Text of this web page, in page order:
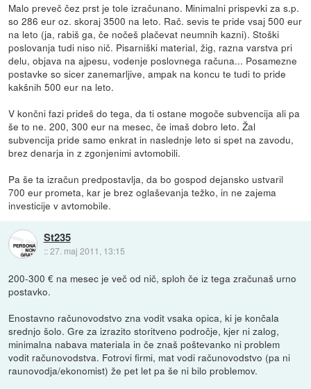
Malo preveč čez prst je tole izračunano. Minimalni prispevki za s.p.
so 286 eur oz. skoraj 3500 na leto. Rač. sevis te pride vsaj 500 eur
na leto (ja, rabiš ga, če nočeš plačevat neumnih kazni). Stoški
poslovanja tudi niso nič. Pisarniški material, žig, razna varstva pri
delu, objava na ajpesu, vodenje poslovnega računa... Posamezne
postavke so sicer zanemarljive, ampak na koncu te tudi to pride
kakšnih 500 eur na leto.
V končni fazi prideš do tega, da ti ostane mogoče subvencija ali pa
še to ne. 200, 300 eur na mesec, če imaš dobro leto. Žal
subvencija pride samo enkrat in naslednje leto si spet na zavodu,
brez denarja in z zgonjenimi avtomobili.
Pa še ta izračun predpostavlja, da bo gospod dejansko ustvaril
700 eur prometa, kar je brez oglaševanja težko, in ne zajema
investicije v avtomobile.
St235
::27. maj 2011, 13:15
200-300 € na mesec je več od nič, sploh če iz tega zračunaš urno
postavko.
Enostavno računovodstvo zna vodit vsaka opica, ki je končala
srednjo šolo. Gre za izrazito storitveno področje, kjer ni zalog,
minimalna nabava materiala in če znaš poštevanko ni problem
vodit računovodstva. Fotrovi firmi, mat vodi računovodstvo (pa ni
raunovodja/ekonomist) že pet let pa še ni bilo problemov.